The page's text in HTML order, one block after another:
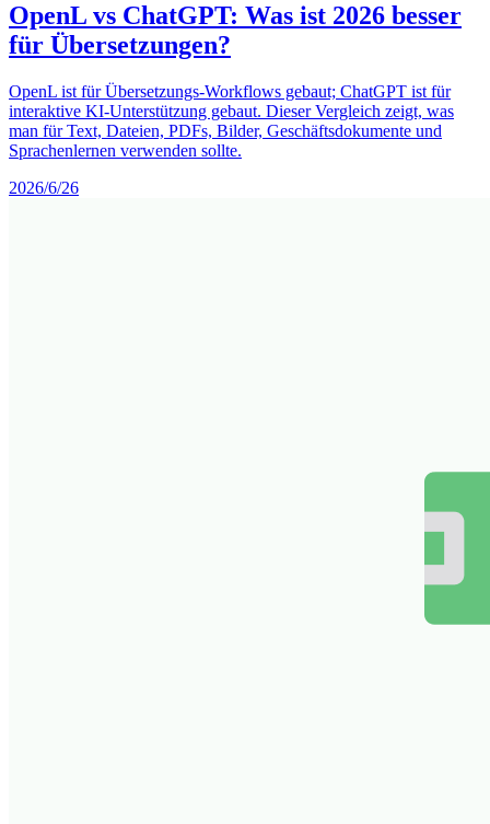
OpenL vs ChatGPT: Was ist 2026 besser
für Übersetzungen?
OpenL ist für Übersetzungs-Workflows gebaut; ChatGPT ist für
interaktive KI-Unterstützung gebaut. Dieser Vergleich zeigt, was
man für Text, Dateien, PDFs, Bilder, Geschäftsdokumente und
Sprachenlernen verwenden sollte.
2026/6/26